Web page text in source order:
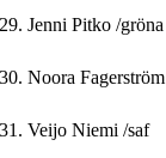
29. Jenni Pitko /gröna
30. Noora Fagerström
31. Veijo Niemi /saf